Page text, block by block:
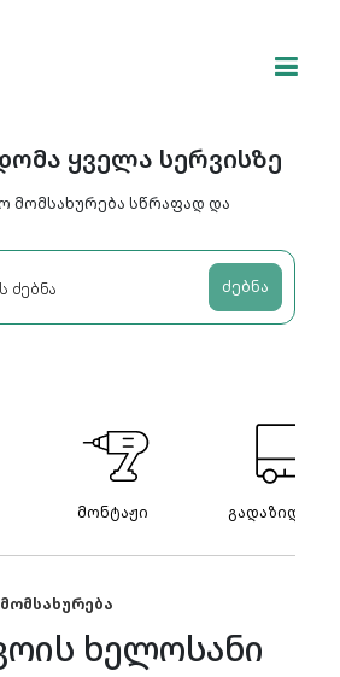
ყველა სერვისზე
მომსახურება სწრაფად და
ძებნა
მონტაჟი გადაზიდვები
ხელოსანი